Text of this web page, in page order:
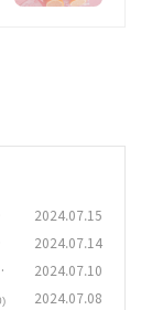
2024.07.15
2024.07.14
2024.07.10
2024.07.08